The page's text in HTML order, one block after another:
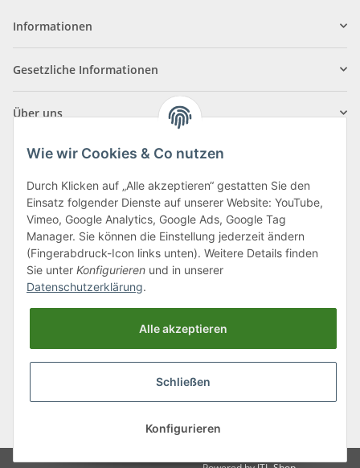
Informationen
Gesetzliche Informationen
Über uns
Klagenfurter Straße 29
9556 Liebenfels
Montag bis Donnerstag: 8:00 bis 16:30 Uhr
Freitag: 8:00 bis 12:00 Uhr
Tel.:0043 (0) 4262 50900
office@cncshop.at
* Alle Preise inkl. gesetzlicher USt., zzgl.Versand, zzgl.
Wie wir Cookies & Co nutzen
Durch Klicken auf „Alle akzeptieren“ gestatten Sie den
Einsatz folgender Dienste auf unserer Website: YouTube,
Vimeo, Google Analytics, Google Ads, Google Tag
Manager. Sie können die Einstellung jederzeit ändern
(Fingerabdruck-Icon links unten). Weitere Details finden
Sie unter Konfigurieren und in unserer
Datenschutzerklärung.
Alle akzeptieren
Schließen
Konfigurieren